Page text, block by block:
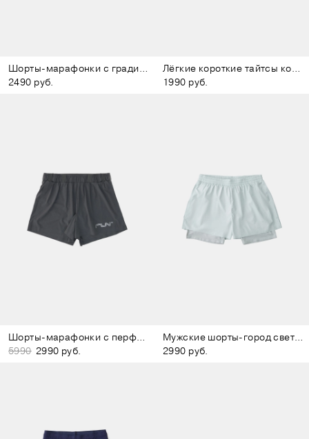
Шорты-марафонки с градиентом фиолетовые
2490 руб.
Лёгкие короткие тайтсы коричневые
1990 руб.
Шорты-марафонки с перфорацией тёмно-серые
5990 2990 руб.
Мужские шорты-город светло-серые
2990 руб.